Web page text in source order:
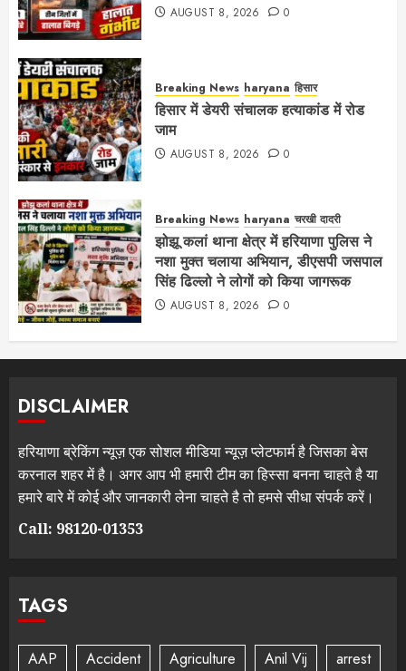
AUGUST 8, 2026 0
Breaking News haryana हिसार
हिसार में डेयरी संचालक हत्याकांड में रोड
जाम
AUGUST 8, 2026 0
Breaking News haryana चरखी दादरी
झोझू कलां थाना क्षेत्र में हरियाणा पुलिस ने
नशा मुक्त चलाया अभियान, डीएसपी जसपाल
सिंह ढिल्लो ने लोगों को किया जागरूक
AUGUST 8, 2026 0
DISCLAIMER
हरियाणा ब्रेकिंग न्यूज़ एक सोशल मीडिया न्यूज़ प्लेटफार्म है जिसका बेस
करनाल शहर में है। अगर आप भी हमारी टीम का हिस्सा बनना चाहते है या
हमारे बारे में कोई और जानकारी लेना चाहते है तो हमसे सीधा संपर्क करें।
Call: 98120-01353
TAGS
AAP Accident Agriculture Anil Vij
arrest